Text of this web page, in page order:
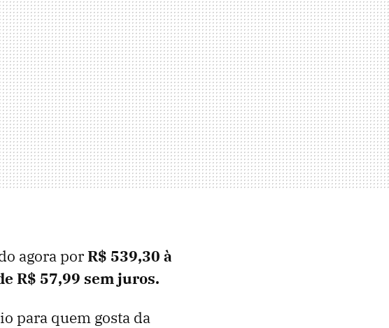
agora porR$ 539,30 à
R$ 57,99 sem juros.
para quem gosta da